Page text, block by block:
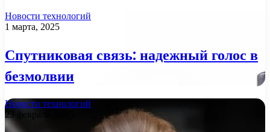
Новости технологий
1 марта, 2025
Спутниковая связь: надежный голос в
безмолвии
Новости технологий
23 февраля, 2025